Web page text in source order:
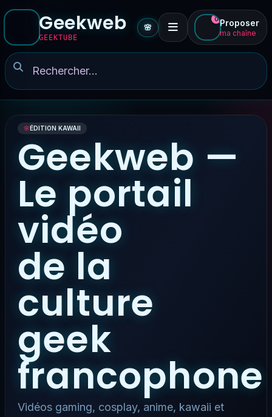
Geekweb
GEEKTUBE
🌸
0 Proposer
ma chaîne
🌸ÉDITION KAWAII
Geekweb —
Le portail
vidéo
de la
culture
geek
francophone
Vidéos gaming, cosplay, anime, kawaii et